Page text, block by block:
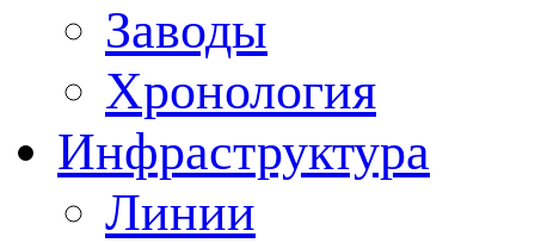
Заводы
Хронология
Инфраструктура
Линии